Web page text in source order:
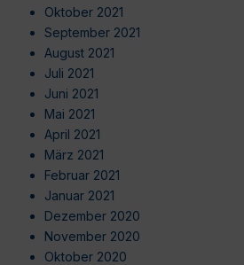
Oktober 2021
September 2021
August 2021
Juli 2021
Juni 2021
Mai 2021
April 2021
März 2021
Februar 2021
Januar 2021
Dezember 2020
November 2020
Oktober 2020